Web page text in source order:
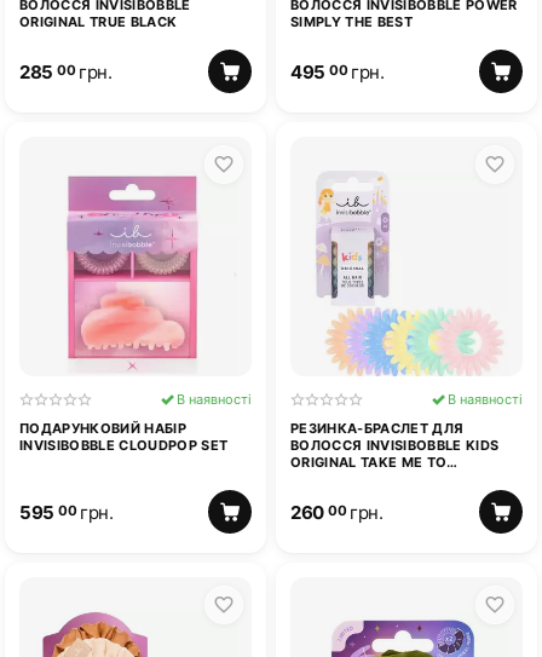
ВОЛОССЯ INVISIBOBBLE
ORIGINAL TRUE BLACK
285 00 грн.
ВОЛОССЯ INVISIBOBBLE POWER
SIMPLY THE BEST
495 00 грн.
ПОДАРУНКОВИЙ НАБІР
INVISIBOBBLE CLOUDPOP SET
В наявності
595 00 грн.
РЕЗИНКА-БРАСЛЕТ ДЛЯ
ВОЛОССЯ INVISIBOBBLE KIDS
ORIGINAL TAKE ME TO
В наявності
260 00 грн.